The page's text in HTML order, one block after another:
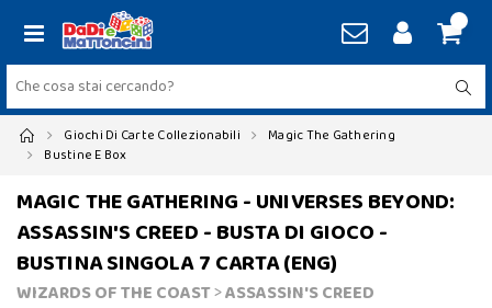
Giochi Di Carte Collezionabili
Magic The Gathering
Bustine E Box
MAGIC THE GATHERING - UNIVERSES BEYOND:
ASSASSIN'S CREED - BUSTA DI GIOCO -
BUSTINA SINGOLA 7 CARTA (ENG)
WIZARDS OF THE COAST>ASSASSIN'S CREED